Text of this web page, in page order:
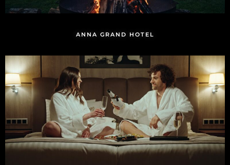
ANNA GRAND HOTEL